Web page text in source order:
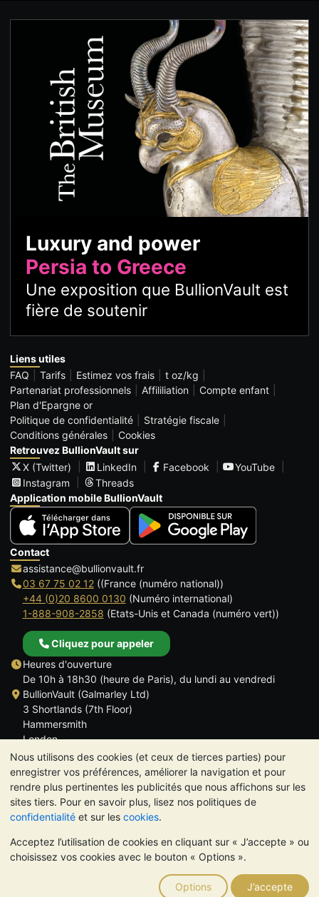
Nous utilisons des cookies (et ceux de tierces parties) pour
enregistrer vos préférences, améliorer la navigation et pour
rendre plus pertinentes les publicités que nous affichons sur les
sites tiers. Pour en savoir plus, lisez nos politiques de
confidentialité et sur les cookies.
Acceptez l’utilisation de cookies en cliquant sur « J’accepte » ou
choisissez vos cookies avec le bouton « Options ».
Options J’accepte
Luxury and power
Persia to Greece
Une exposition que BullionVault est
fière de soutenir
Liens utiles
FAQ
Tarifs Estimez vos frais
t oz/kg
Partenariat professionnels
Affililiation
Compte enfant
Plan d'Epargne or
Politique de confidentialité
Stratégie fiscale
Conditions générales
Cookies
Retrouvez BullionVault sur
X (Twitter)
LinkedIn Facebook
YouTube
Instagram
Threads
Application mobile BullionVault
Contact
assistance@bullionvault.fr
03 67 75 02 12((France (numéro national))
+44 (0)20 8600 0130 (Numéro international)
1-888-908-2858 (Etats-Unis et Canada (numéro vert))
Cliquez pour appeler
Heures d'ouverture
De 10h à 18h30 (heure de Paris), du lundi au vendredi
BullionVault (Galmarley Ltd)
3 Shortlands (7th Floor)
Hammersmith
London
W6 8DA
ROYAUME UNI
TrustScore 4.6 | 534 avis
VEUILLEZ NOTER: La valeur des métaux précieux peut aussi
bien baisser qu'augmenter. Les tendances historiques ne
garantissent pas l'évolution future des cours. Rien sur les sites